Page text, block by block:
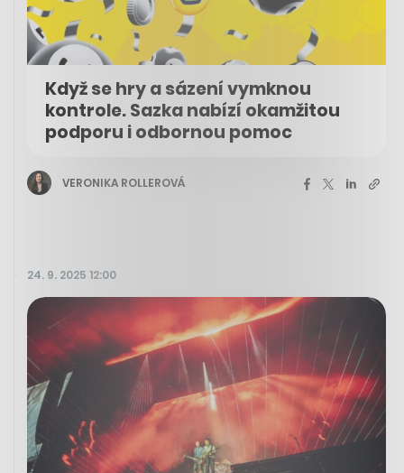
Když se hry a sázení vymknou
kontrole. Sazka nabízí okamžitou
podporu i odbornou pomoc
VERONIKA ROLLEROVÁ
24. 9. 2025 12:00